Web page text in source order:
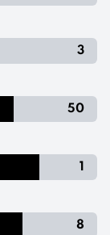
3
50
1
8